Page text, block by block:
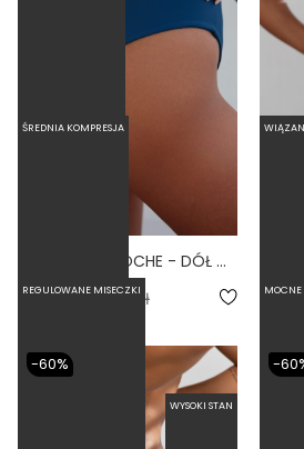
HIGH WAIST NOCHE - DÓŁ OD BIKINI WYSOKI STAN FIGI NIEBIESKI
67,60 zł 169,00 zł 71,60
ŚREDNIA KOMPRESJA
WYSOKI STAN
-60% -
REGULOWANE MISECZKI MOCNE